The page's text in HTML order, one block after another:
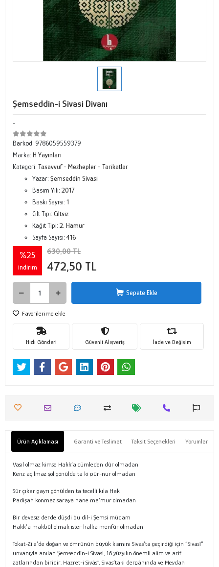
Şemseddin-i Sivasi Divanı
-
Barkod: 9786059559379
Marka: H Yayınları
Kategori: Tasavvuf - Mezhepler - Tarikatlar
Yazar: Şemseddin Sivasi
Basım Yılı: 2017
Baskı Sayısı: 1
Cilt Tipi: Ciltsiz
Kağıt Tipi: 2. Hamur
Sayfa Sayısı:416
%25
indirim
630,00 TL
472,50 TL
Sepete Ekle
Favorilerime ekle
Hızlı Gönderi Güvenli Alışveriş İade ve Değişim
Ürün Açıklaması Garanti ve Teslimat Taksit Seçenekleri Yorumlar
Vasıl olmaz kimse Hakk’a cümleden dûr olmadan
Kenz açılmaz şol gönülde ta ki pür-nur olmadan
Sür çıkar gayrı gönülden ta tecelli kıla Hak
Padişah konmaz saraya hane ma‘mur olmadan
Bir devasız derde düşdi bu dil-i Şemsi müdam
Hakk’a makbûl olmak ister halka menfûr olmadan
Tokat-Zile’de doğan ve ömrünün büyük kısmını Sivas’ta geçirdiği için “Sivasî”
unvanıyla anılan Şemseddîn-i Sivasi, 16 yüzyılın önemli alim ve arif
zatlarından biridir. Hazret-i Sivâsî, Sivas’taki dergâhında ve Meydan